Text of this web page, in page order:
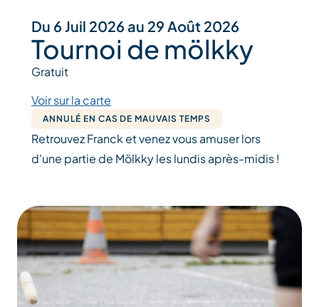
Du 6 Juil 2026 au 29 Août 2026
Tournoi de mölkky
Gratuit
Voir sur la carte
ANNULÉ EN CAS DE MAUVAIS TEMPS
Retrouvez Franck et venez vous amuser lors
d'une partie de Mölkky les lundis après-midis !